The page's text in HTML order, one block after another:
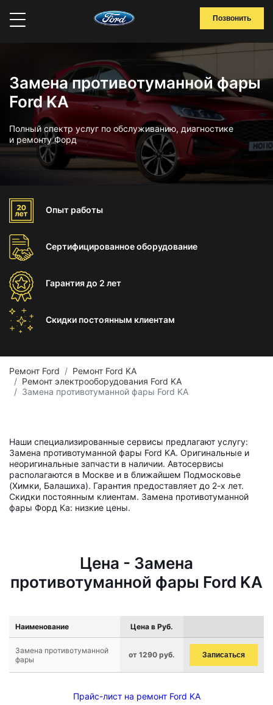
Позвонить
Замена противотуманной фары
Ford KA
Полный спектр услуг по обслуживанию, диагностике
и ремонту Форд
Опыт работы
Сертифицированноеоборудование
Гарантиядо 2 лет
Скидки постоянным клиентам
Ремонт Ford
Ремонт Ford KA
Ремонт электрооборудования Ford KA
Замена противотуманной фары Ford KA
Наши специализированные сервисы предлагают услугу:
Замена противотуманной фары Ford KA. Оригинальные и
неоригинальные запчасти в наличии. Автосервисы
располагаются в Москве и в ближайшем Подмосковье
(Химки, Балашиха). Гарантия предоставляет до 2-х лет.
Скидки постоянным клиентам. Замена противотуманной
фары Форд Ка: низкие цены.
Цена - Замена
противотуманной фары Ford KA
Наименование Цена в Руб.
Замена противотуманной
фары
от 1290 руб. Записаться
Прайс-лист на ремонт Ford KA